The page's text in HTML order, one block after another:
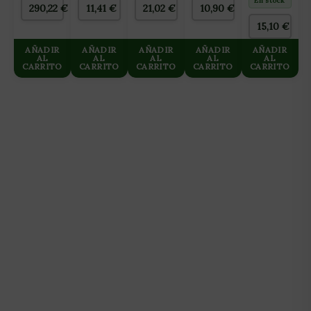
290,22 €
AÑADIR
AL
CARRITO
11,41 €
AÑADIR
AL
CARRITO
21,02 €
AÑADIR
AL
CARRITO
50 L
10,90 €
AÑADIR
AL
CARRITO
15,10 €
AÑADIR
AL
CARRITO